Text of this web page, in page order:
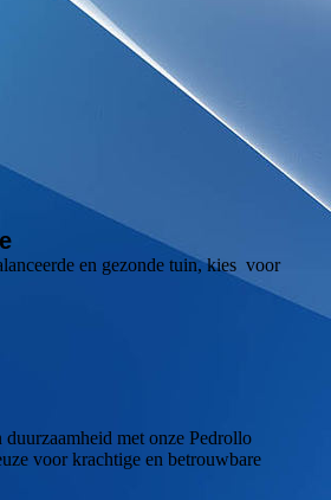
en gezonde tuin, kies voor
duurzaamheid met onze Pedrollo
voor krachtige en betrouwbare